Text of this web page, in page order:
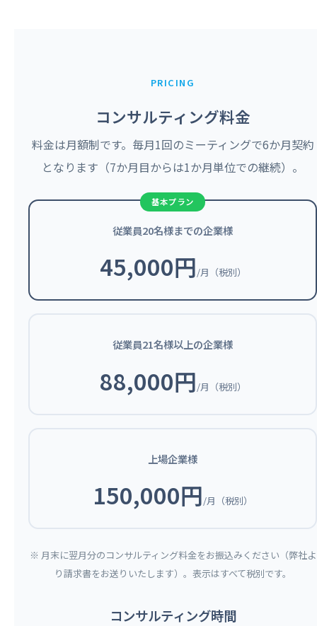
PRICING
コンサルティング料金
料金は月額制です。毎月1回のミーティングで6か月契約
となります（7か月目からは1か月単位での継続）。
従業員20名様までの企業様
45,000円/月（税別）
従業員21名様以上の企業様
88,000円/月（税別）
上場企業様
150,000円/月（税別）
※ 月末に翌月分のコンサルティング料金をお振込みください（弊社よ
り請求書をお送りいたします）。表示はすべて税別です。
コンサルティング時間